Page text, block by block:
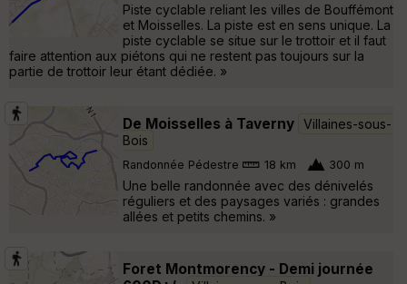
Piste cyclable reliant les villes de Bouffémont
et Moisselles. La piste est en sens unique. La
piste cyclable se situe sur le trottoir et il faut
faire attention aux piétons qui ne restent pas toujours sur la
partie de trottoir leur étant dédiée. »
De Moisselles à Taverny Villaines-sous-
Bois
Randonnée Pédestre 18 km 300 m
Une belle randonnée avec des dénivelés
réguliers et des paysages variés : grandes
allées et petits chemins. »
Foret Montmorency - Demi journée